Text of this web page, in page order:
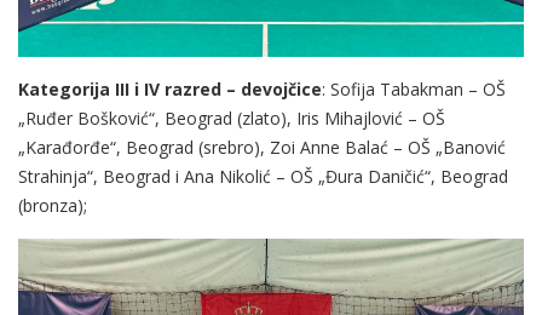
Kategorija III i IV razred – devojčice: Sofija Tabakman – OŠ
„Ruđer Bošković“, Beograd (zlato), Iris Mihajlović – OŠ
„Karađorđe“, Beograd (srebro), Zoi Anne Balać – OŠ „Banović
Strahinja“, Beograd i Ana Nikolić – OŠ „Đura Daničić“, Beograd
(bronza);